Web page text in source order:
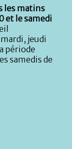
les matins
et le samedi
jeudi
période
samedis de